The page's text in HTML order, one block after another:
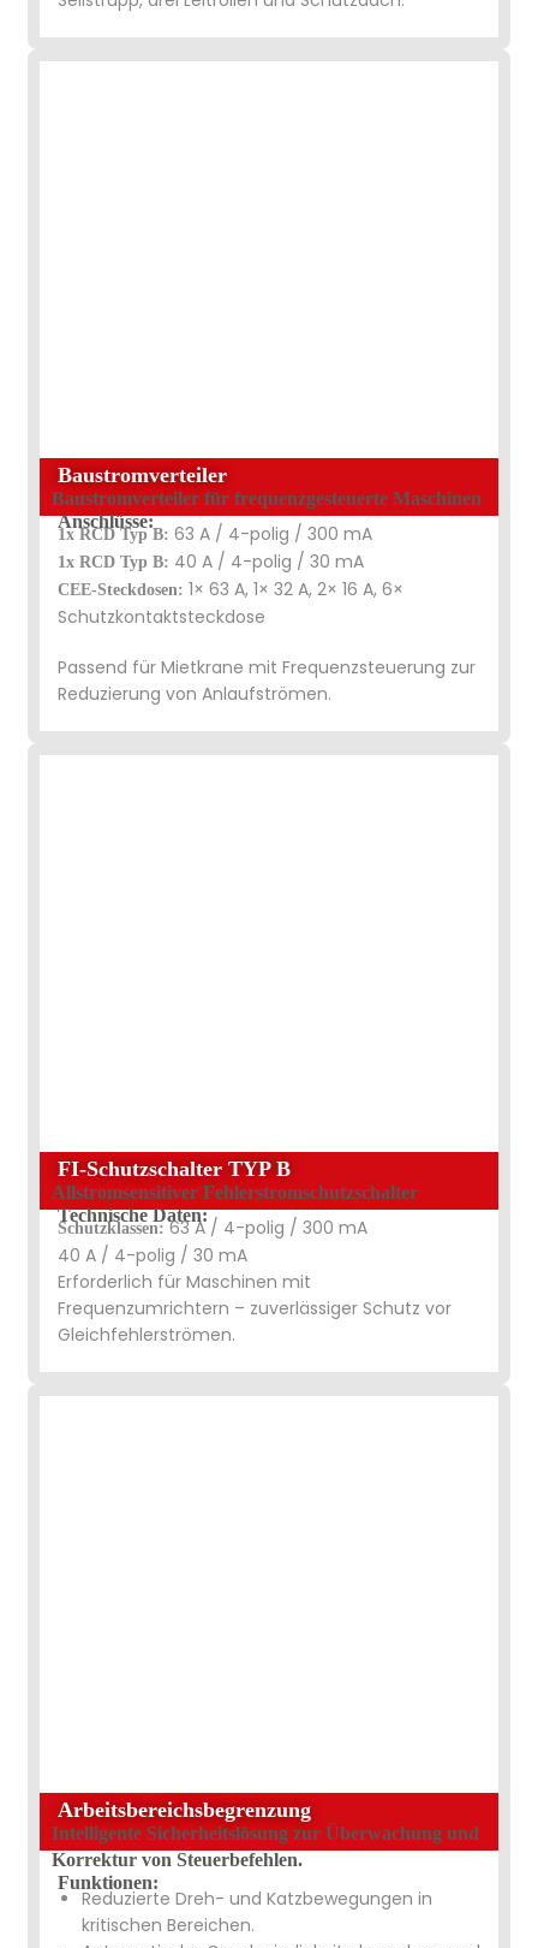
Baustromverteiler
Baustromverteiler für frequenzgesteuerte Maschinen
Anschlüsse:
1x RCD Typ B: 63 A / 4-polig / 300 mA
1x RCD Typ B: 40 A / 4-polig / 30 mA
CEE-Steckdosen: 1× 63 A, 1× 32 A, 2× 16 A, 6×
Schutzkontaktsteckdose
Passend für Mietkrane mit Frequenzsteuerung zur
Reduzierung von Anlaufströmen.
FI-Schutzschalter TYP B
Allstromsensitiver Fehlerstromschutzschalter
Technische Daten:
Schutzklassen:63 A / 4-polig / 300 mA
40 A / 4-polig / 30 mA
Erforderlich für Maschinen mit
Frequenzumrichtern – zuverlässiger Schutz vor
Gleichfehlerströmen.
Arbeitsbereichsbegrenzung
Intelligente Sicherheitslösung zur Überwachung und
Korrektur von Steuerbefehlen.
Funktionen:
Reduzierte Dreh- und Katzbewegungen in
kritischen Bereichen.